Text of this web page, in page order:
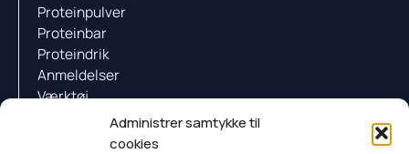
Administrer samtykke til
cookies
Proteinpulver
Proteinbar
Proteindrik
Anmeldelser
Værktøj
Videnscenter
Proteinpulver Quiz